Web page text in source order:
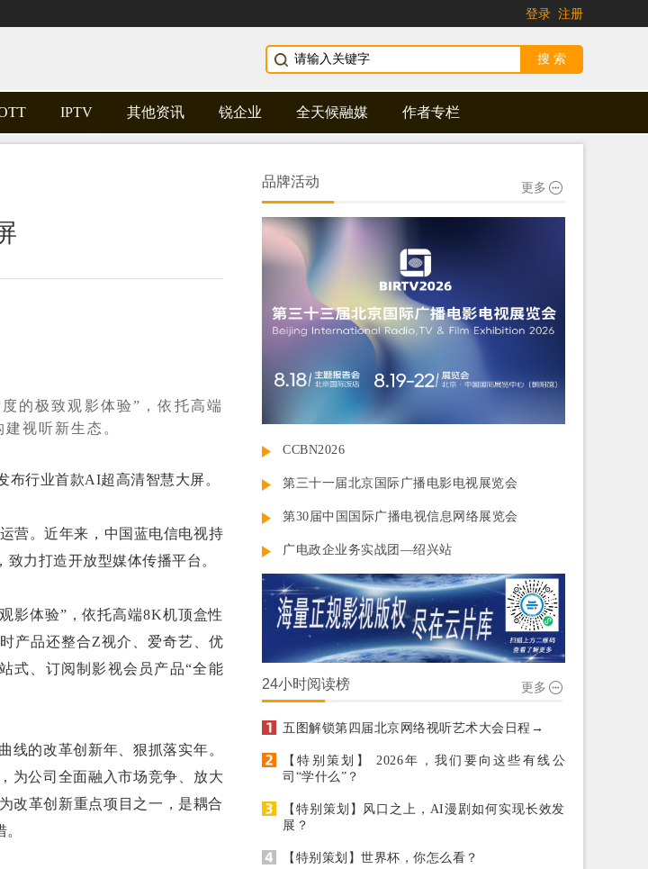
登录 注册
IPTV 其他资讯 锐企业 全天候融媒 作者专栏
的极致观影体验”，依托高端
视听新生态。
行业首款AI超高清智慧大屏。
。近年来，中国蓝电信电视持
力打造开放型媒体传播平台。
体验”，依托高端8K机顶盒性
产品还整合Z视介、爱奇艺、优
式、订阅制影视会员产品“全能
的改革创新年、狠抓落实年。
为公司全面融入市场竞争、放大
改革创新重点项目之一，是耦合
品牌活动 更多
CCBN2026
第三十一届北京国际广播电影电视展览会
第30届中国国际广播电视信息网络展览会
广电政企业务实战团—绍兴站
24小时阅读榜 更多
五图解锁第四届北京网络视听艺术大会日程→
【特别策划】 2026年，我们要向这些有线公
司“学什么”？
【特别策划】风口之上，AI漫剧如何实现长效发
展？
【特别策划】世界杯，你怎么看？